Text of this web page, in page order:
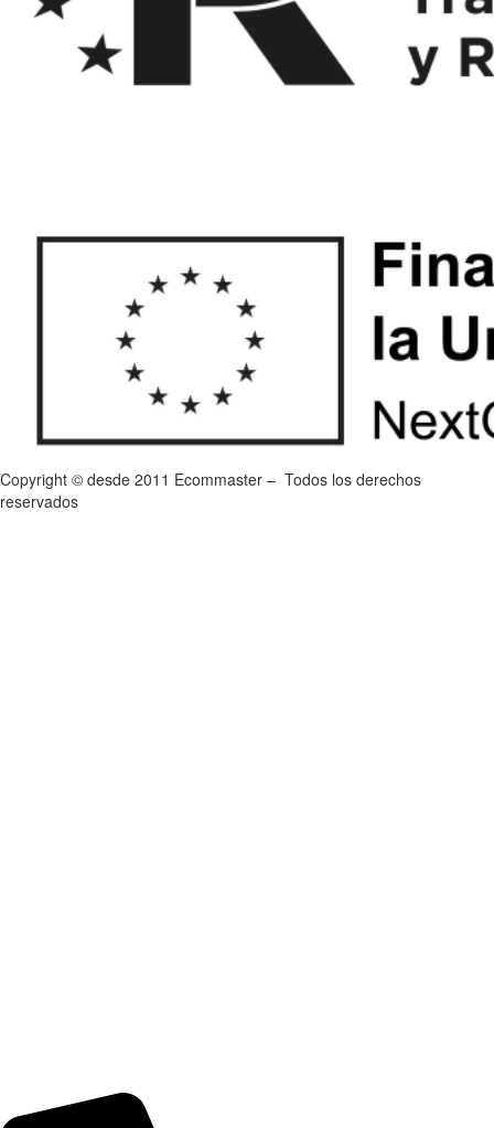
Copyright © desde 2011 Ecommaster – Todos los derechos
reservados